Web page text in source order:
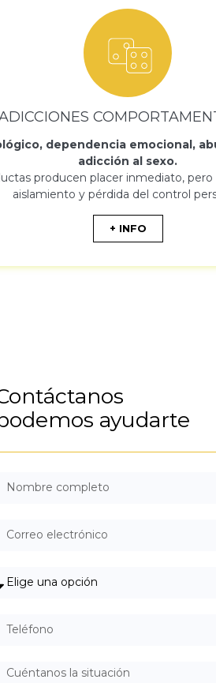
dependencia emocional,
adicción al sexo.
producen placer inmediato, pero
aislamiento y pérdida del control
+ INFO
ayudarte